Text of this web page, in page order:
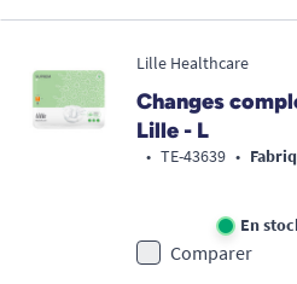
Lille Healthcare
Changes
Lille - L
• TE-43639 •
En
Comparer